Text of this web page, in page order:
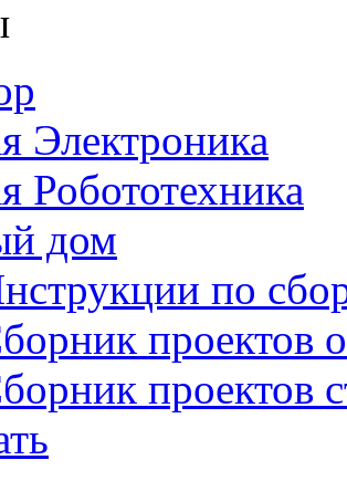
Электроника
Робототехника
дом
по
проектов
проектов